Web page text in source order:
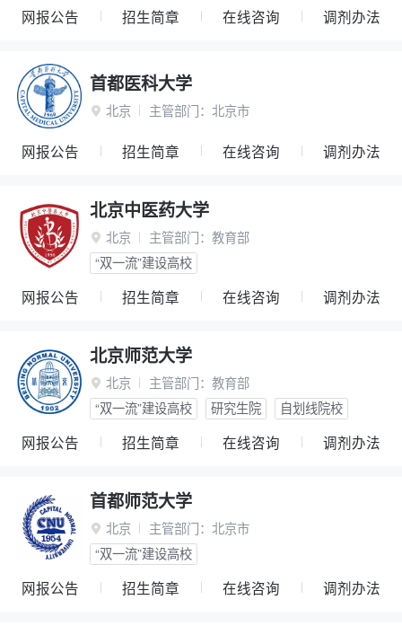
网报公告 招生简章 在线咨询 调剂办法
首都医科大学
 北京 主管部门： 北京市
网报公告 招生简章 在线咨询 调剂办法
北京中医药大学
 北京 主管部门： 教育部
“双一流”建设高校
网报公告 招生简章 在线咨询 调剂办法
北京师范大学
 北京 主管部门： 教育部
“双一流”建设高校
研究生院 自划线院校
网报公告 招生简章 在线咨询 调剂办法
首都师范大学
 北京 主管部门： 北京市
“双一流”建设高校
网报公告 招生简章 在线咨询 调剂办法